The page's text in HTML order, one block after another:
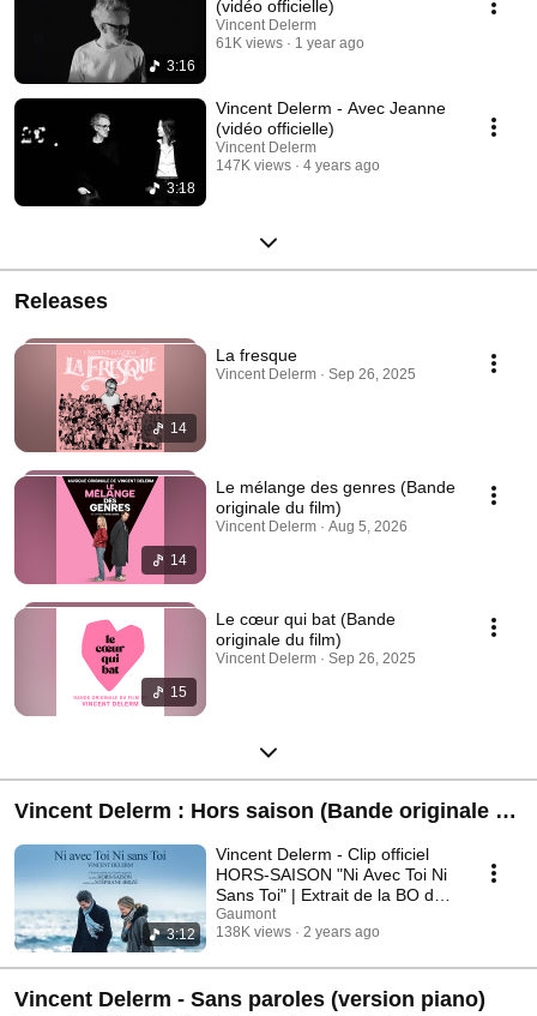
3:16
(vidéo officielle)
Vincent Delerm
61K views
1 year ago
3:18
Vincent Delerm - Avec Jeanne
(vidéo officielle)
Vincent Delerm
147K views
4 years ago
Releases
14
La fresque
Vincent Delerm · Sep 26, 2025
14
Le mélange des genres (Bande
originale du film)
Vincent Delerm · Aug 5, 2026
15
Le cœur qui bat (Bande
originale du film)
Vincent Delerm · Sep 26, 2025
Vincent Delerm : Hors saison (Bande originale du
film)
3:12
Vincent Delerm - Clip officiel
HORS-SAISON "Ni Avec Toi Ni
Sans Toi" | Extrait de la BO du
film
Gaumont
138K views
2 years ago
Vincent Delerm - Sans paroles (version piano)